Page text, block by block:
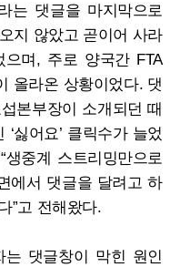
는 댓글을 마지막으로
지 않았고 곧이어 사라
으며, 주로 양국간 FTA
올라온 상황이었다. 댓
본부장이 소개되던 때
싫어요’ 클릭수가 늘었
중계 스트리밍만으로
에서 댓글을 달려고 하
”고 전해왔다.
는 댓글창이 막힌 원인